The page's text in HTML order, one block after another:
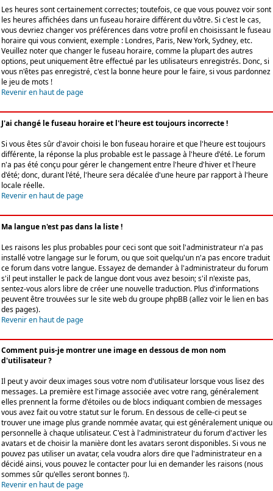
Les heures sont certainement correctes; toutefois, ce que vous pouvez voir sont
les heures affichées dans un fuseau horaire différent du vôtre. Si c'est le cas,
vous devriez changer vos préférences dans votre profil en choisissant le fuseau
horaire qui vous convient, exemple : Londres, Paris, New York, Sydney, etc.
Veuillez noter que changer le fuseau horaire, comme la plupart des autres
options, peut uniquement être effectué par les utilisateurs enregistrés. Donc, si
vous n'êtes pas enregistré, c'est la bonne heure pour le faire, si vous pardonnez
le jeu de mots !
Revenir en haut de page
J'ai changé le fuseau horaire et l'heure est toujours incorrecte !
Si vous êtes sûr d'avoir choisi le bon fuseau horaire et que l'heure est toujours
différente, la réponse la plus probable est le passage à l'heure d'été. Le forum
n'a pas été conçu pour gérer le changement entre l'heure d'hiver et l'heure
d'été; donc, durant l'été, l'heure sera décalée d'une heure par rapport à l'heure
locale réelle.
Revenir en haut de page
Ma langue n'est pas dans la liste !
Les raisons les plus probables pour ceci sont que soit l'administrateur n'a pas
installé votre langage sur le forum, ou que soit quelqu'un n'a pas encore traduit
ce forum dans votre langue. Essayez de demander à l'administrateur du forum
s'il peut installer le pack de langue dont vous avez besoin; s'il n'existe pas,
sentez-vous alors libre de créer une nouvelle traduction. Plus d'informations
peuvent être trouvées sur le site web du groupe phpBB (allez voir le lien en bas
des pages).
Revenir en haut de page
Comment puis-je montrer une image en dessous de mon nom
d'utilisateur ?
Il peut y avoir deux images sous votre nom d'utilisateur lorsque vous lisez des
messages. La première est l'image associée avec votre rang, généralement
elles prennent la forme d'étoiles ou de blocs indiquant combien de messages
vous avez fait ou votre statut sur le forum. En dessous de celle-ci peut se
trouver une image plus grande nommée avatar, qui est généralement unique ou
personnelle à chaque utilisateur. C'est à l'administrateur du forum d'activer les
avatars et de choisir la manière dont les avatars seront disponibles. Si vous ne
pouvez pas utiliser un avatar, cela voudra alors dire que l'administrateur en a
décidé ainsi, vous pouvez le contacter pour lui en demander les raisons (nous
sommes sûr qu'elles seront bonnes !).
Revenir en haut de page